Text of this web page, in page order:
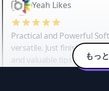
Yeah Likes
Practical and Powerful
versatile. Just finished
and valuable tips andもっ